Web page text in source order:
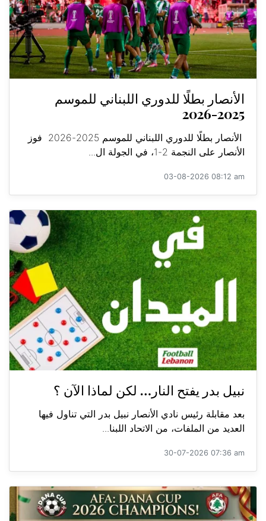
الأنصار بطلًا للدوري اللبناني للموسم
2025-2026
الأنصار بطلًا للدوري اللبناني للموسم 2025-2026 فوز
الأنصار على النجمة 2-1، في الجولة ال...
03-08-2026 08:12 am
نبيل بدر يفتح النار… لكن لماذا الآن ؟
بعد مقابلة رئيس نادي الأنصار نبيل بدر التي تناول فيها
العديد من الملفات، من الاتحاد اللبنا...
30-07-2026 07:36 am